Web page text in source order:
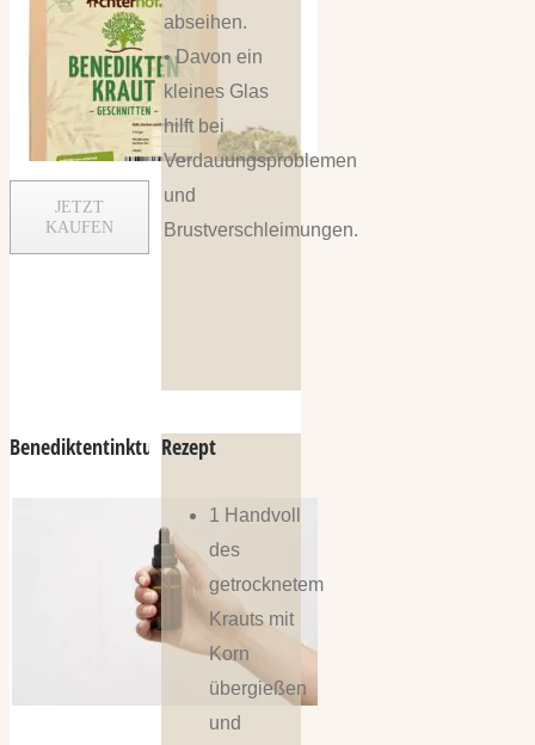
JETZT
KAUFEN
abseihen.
• Davon ein
kleines Glas
hilft bei
Verdauungsproblemen
und
Brustverschleimungen.
Benediktentinktur Rezept
1 Handvoll
des
getrocknetem
Krauts mit
Korn
übergießen
und